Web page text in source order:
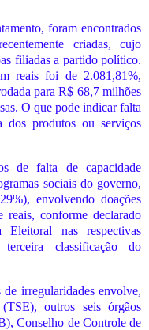
foram encontrados
criadas, cujo
filiadas a partido político.
reais foi de 2.081,81%,
para R$ 68,7 milhões
O que pode indicar falta
dos produtos ou serviços
de falta de capacidade
sociais do governo,
envolvendo doações
reais, conforme declarado
nas respectivas
classificação do
irregularidades envolve,
outros seis órgãos
Conselho de Controle de